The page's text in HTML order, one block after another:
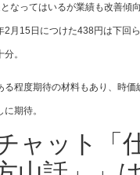
なってはいるが業績も改善傾
2月15日につけた438円は下回
。
る程度期待の材料もあり、時
期待。
ャット「